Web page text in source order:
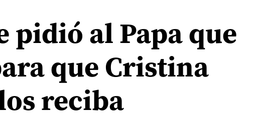
pidió al Papa que
que Cristina
reciba